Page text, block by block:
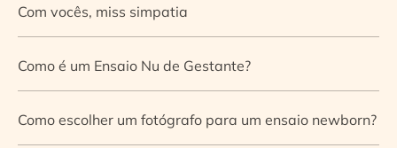
Com vocês, miss simpatia
Como é um Ensaio Nu de Gestante?
Como escolher um fotógrafo para um ensaio newborn?